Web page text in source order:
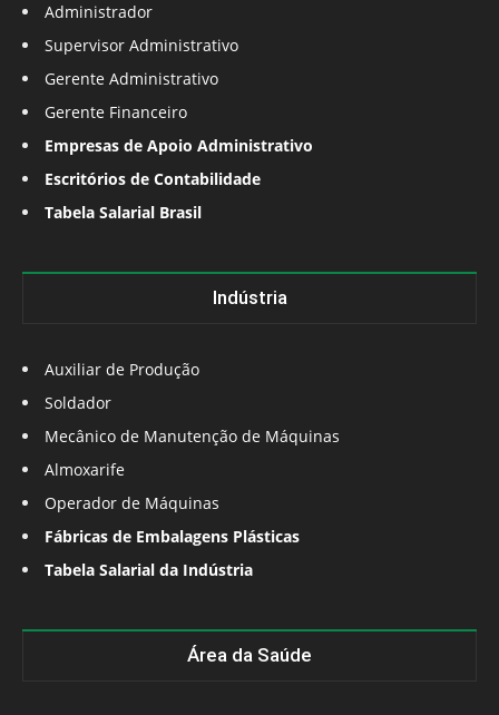
Administrador
Supervisor Administrativo
Gerente Administrativo
Gerente Financeiro
Empresas de Apoio Administrativo
Escritórios de Contabilidade
Tabela Salarial Brasil
Indústria
Auxiliar de Produção
Soldador
Mecânico de Manutenção de Máquinas
Almoxarife
Operador de Máquinas
Fábricas de Embalagens Plásticas
Tabela Salarial da Indústria
Área da Saúde